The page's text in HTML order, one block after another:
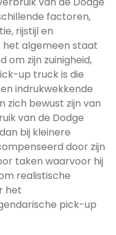
factoren,
rijstijl en
het algemeen staat
om zijn zuinigheid,
up truck is die
indrukwekkende
zich bewust zijn van
van de Dodge
bij kleinere
door zijn
taken waarvoor hij
realistische
het
pick-up